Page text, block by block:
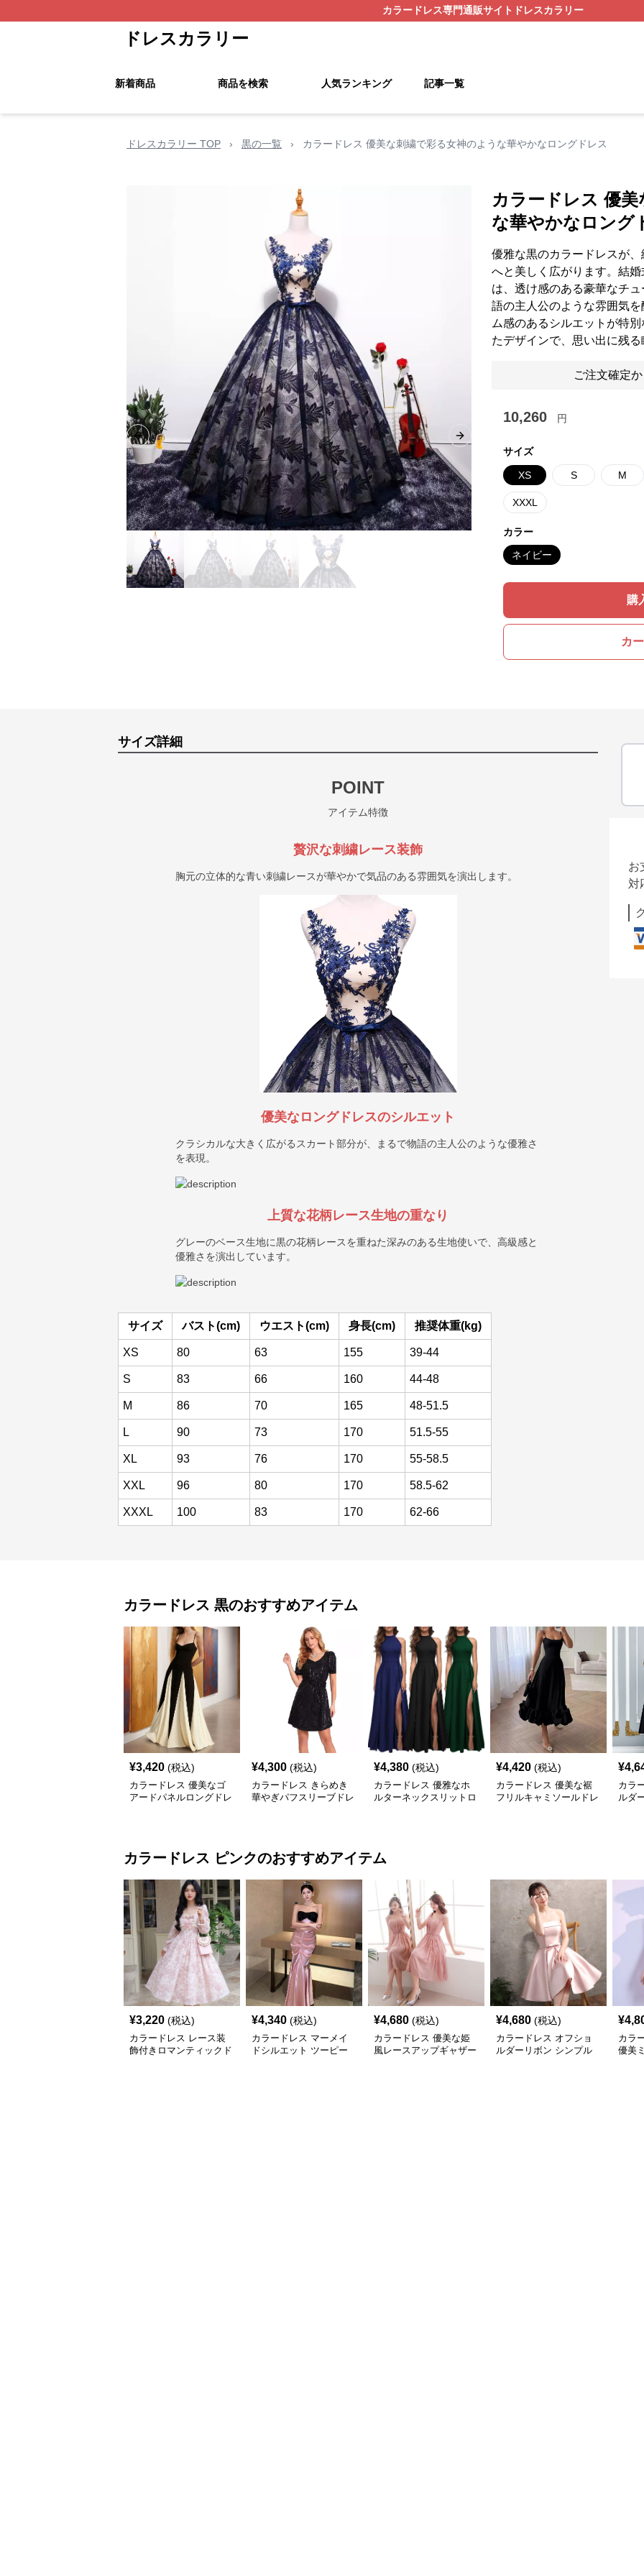
カラードレス専門通販サイト ドレスカラリー
ドレスカラリー
新着商品 商品を検索 人気ランキング 記事一覧
ドレスカラリー TOP › 黒の一覧 › カラードレス 優美な刺繍で彩る女神のような華やかなロングドレス
Previous slide Next slide
カラードレス 優
な華やかなロング
優雅な黒のカラードレスが
へと美しく広がります。結
は、透け感のある豪華なチ
語の主人公のような雰囲気
ム感のあるシルエットが特
たデザインで、思い出に残る
ご注文確定
10,260 円
サイズ
XS S M
XXXL
カラー
ネイビー
購
カ
サイズ詳細
POINT
アイテム特徴
贅沢な刺繍レース装飾
胸元の立体的な青い刺繍レースが華やかで気品のある雰囲気を演出します。
優美なロングドレスのシルエット
クラシカルな大きく広がるスカート部分が、まるで物語の主人公のような優雅さ
を表現。
優雅さを演出しています。
XS 80 63 155 39-44
S 83 66 160 44-48
M 86 70 165 48-51.5
L 90 73 170 51.5-55
XL 93 76 170 55-58.5
XXL 96 80 170 58.5-62
XXXL 100 83 170 62-66
お
対
¥3,420 (税込)
カラードレス 優美なゴ
アードパネルロングドレ
ス
(税込)
カラードレス きらめき
華やぎパフスリーブドレ
ス
¥ 4,380 (税込)
カラードレス 優雅なホ
ルターネックスリットロ
ングドレス
4,420 (税込)
カラードレス 優美な裾
フリルキャミソールドレ
ス
¥
カラ
ルダ
ドレス
¥3,220 (税込)
カラードレス レース装
飾付きロマンティックド
レス
4,340 (税込)
カラードレス マーメイ
ドシルエット ツーピー
スドレス
4,680 (税込)
カラードレス 優美な姫
風レースアップギャザー
ドレス
¥ 4,680 (税込)
カラードレス オフショ
ルダーリボン シンプル
ドレス
カラ
優美